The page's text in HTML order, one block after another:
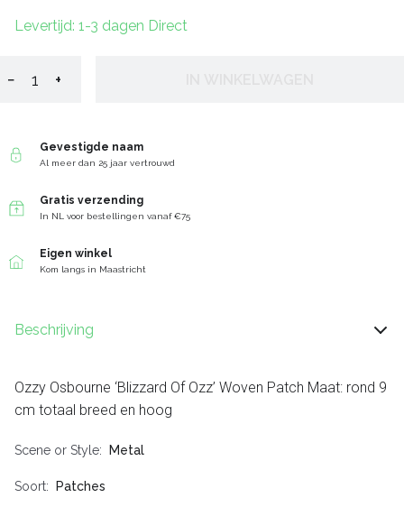
Levertijd: 1-3 dagen Direct
− +
Gevestigde naam
Al meer dan 25 jaar vertrouwd
Gratis verzending
In NL voor bestellingen vanaf €75
Eigen winkel
Kom langs in Maastricht
Beschrijving
Ozzy Osbourne ‘Blizzard Of Ozz’ Woven Patch Maat: rond 9
cm totaal breed en hoog
Scene or Style Metal
Soort Patches